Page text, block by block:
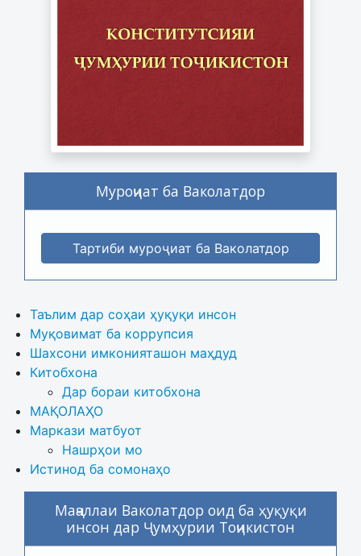
Муроҷиат ба Ваколатдор
Тартиби муроҷиат ба Ваколатдор
Таълим дар соҳаи ҳуқуқи инсон
Муқовимат ба коррупсия
Шахсони имконияташон маҳдуд
Китобхона
Дар бораи китобхона
МАҚОЛАҲО
Маркази матбуот
Нашрҳои мо
Истинод ба сомонаҳо
Маҷаллаи Ваколатдор оид ба ҳуқуқи
инсон дар Ҷумҳурии Тоҷикистон